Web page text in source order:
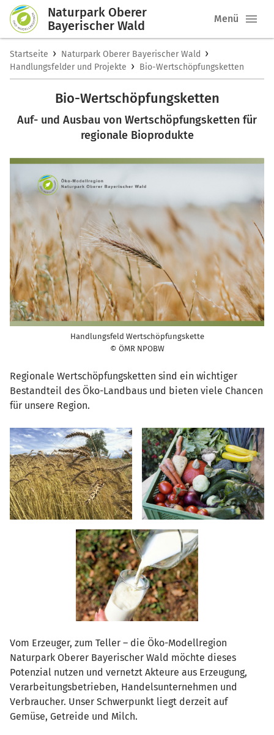
Naturpark Oberer
Bayerischer Wald
Menü
Startseite › Naturpark Oberer Bayerischer Wald ›
Handlungsfelder und Projekte › Bio-Wertschöpfungsketten
Bio-Wertschöpfungsketten
Auf- und Ausbau von Wertschöpfungsketten für
regionale Bioprodukte
Handlungsfeld Wertschöpfungskette
© ÖMR NPOBW
Regionale Wertschöpfungsketten sind ein wichtiger
Bestandteil des Öko-Landbaus und bieten viele Chancen
für unsere Region.
Vom Erzeuger, zum Teller – die Öko-Modellregion
Naturpark Oberer Bayerischer Wald möchte dieses
Potenzial nutzen und vernetzt Akteure aus Erzeugung,
Verarbeitungsbetrieben, Handelsunternehmen und
Verbraucher. Unser Schwerpunkt liegt derzeit auf
Gemüse, Getreide und Milch.